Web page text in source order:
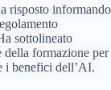
risposto informando
sottolineato
della formazione per
i benefici dell’AI.